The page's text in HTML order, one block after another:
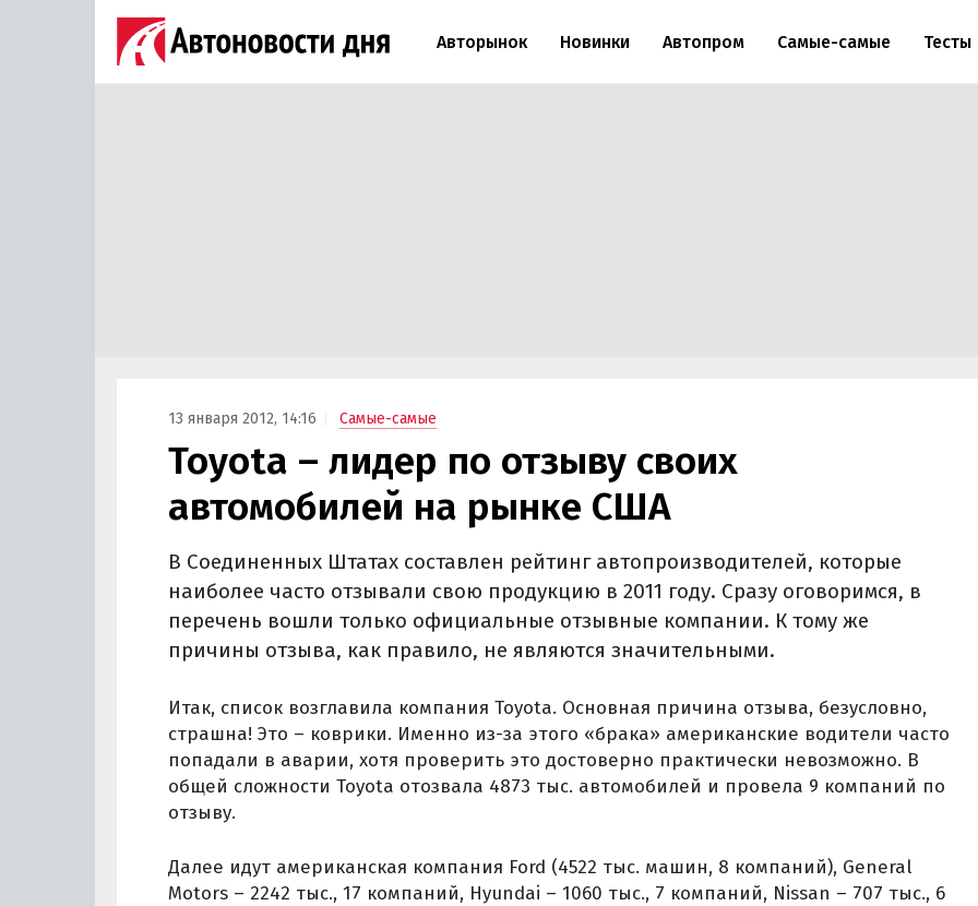
Авторынок Новинки Автопром Самые-самые Тесты
13 января 2012, 14:16 Самые-самые
Toyota – лидер по отзыву своих
автомобилей на рынке США
В Соединенных Штатах составлен рейтинг автопроизводителей, которые
наиболее часто отзывали свою продукцию в 2011 году. Сразу оговоримся, в
перечень вошли только официальные отзывные компании. К тому же
причины отзыва, как правило, не являются значительными.
Итак, список возглавила компания Toyota. Основная причина отзыва, безусловно,
страшна! Это – коврики. Именно из-за этого «брака» американские водители часто
попадали в аварии, хотя проверить это достоверно практически невозможно. В
общей сложности Toyota отозвала 4873 тыс. автомобилей и провела 9 компаний по
отзыву.
Далее идут американская компания Ford (4522 тыс. машин, 8 компаний), General
Motors – 2242 тыс., 17 компаний, Hyundai – 1060 тыс., 7 компаний, Nissan – 707 тыс., 6